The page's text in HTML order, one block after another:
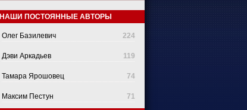
НАШИ ПОСТОЯННЫЕ АВТОРЫ
Олег Базилевич 224
Дэви Аркадьев 119
Тамара Ярошовец 74
Максим Пестун 71